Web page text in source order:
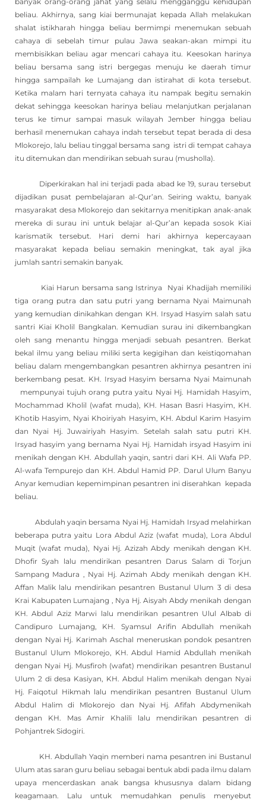
beliau. Akhirnya, sang kiai bermunajat kepada Allah melakukan
shalat istikharah hingga beliau bermimpi menemukan sebuah
cahaya di sebelah timur pulau Jawa seakan-akan mimpi itu
membisikkan beliau agar mencari cahaya itu. Keesokan harinya
beliau bersama sang istri bergegas menuju ke daerah timur
hingga sampailah ke Lumajang dan istirahat di kota tersebut.
Ketika malam hari ternyata cahaya itu nampak begitu semakin
dekat sehingga keesokan harinya beliau melanjutkan perjalanan
terus ke timur sampai masuk wilayah Jember hingga beliau
berhasil menemukan cahaya indah tersebut tepat berada di desa
Mlokorejo, lalu beliau tinggal bersama sang istri di tempat cahaya
itu ditemukan dan mendirikan sebuah surau (musholla).
Diperkirakan hal ini terjadi pada abad ke 19, surau tersebut
dijadikan pusat pembelajaran al-Qur’an. Seiring waktu, banyak
masyarakat desa Mlokorejo dan sekitarnya menitipkan anak-anak
mereka di surau ini untuk belajar al-Qur’an kepada sosok Kiai
karismatik tersebut. Hari demi hari akhirnya kepercayaan
masyarakat kepada beliau semakin meningkat, tak ayal jika
jumlah santri semakin banyak.
Kiai Harun bersama sang Istrinya Nyai Khadijah memiliki
tiga orang putra dan satu putri yang bernama Nyai Maimunah
yang kemudian dinikahkan dengan KH. Irsyad Hasyim salah satu
santri Kiai Kholil Bangkalan. Kemudian surau ini dikembangkan
oleh sang menantu hingga menjadi sebuah pesantren. Berkat
bekal ilmu yang beliau miliki serta kegigihan dan keistiqomahan
beliau dalam mengembangkan pesantren akhirnya pesantren ini
berkembang pesat. KH. Irsyad Hasyim bersama Nyai Maimunah
mempunyai tujuh orang putra yaitu Nyai Hj. Hamidah Hasyim,
Mochammad Kholil (wafat muda), KH. Hasan Basri Hasyim, KH.
Khotib Hasyim, Nyai Khoiriyah Hasyim, KH. Abdul Karim Hasyim
dan Nyai Hj. Juwairiyah Hasyim. Setelah salah satu putri KH.
Irsyad hasyim yang bernama Nyai Hj. Hamidah irsyad Hasyim ini
menikah dengan KH. Abdullah yaqin, santri dari KH. Ali Wafa PP.
Al-wafa Tempurejo dan KH. Abdul Hamid PP. Darul Ulum Banyu
Anyar kemudian kepemimpinan pesantren ini diserahkan kepada
beliau.
Abdulah yaqin bersama Nyai Hj. Hamidah Irsyad melahirkan
beberapa putra yaitu Lora Abdul Aziz (wafat muda), Lora Abdul
Muqit (wafat muda), Nyai Hj. Azizah Abdy menikah dengan KH.
Dhofir Syah lalu mendirikan pesantren Darus Salam di Torjun
Sampang Madura , Nyai Hj. Azimah Abdy menikah dengan KH.
Affan Malik lalu mendirikan pesantren Bustanul Ulum 3 di desa
Krai Kabupaten Lumajang , Nya Hj. Aisyah Abdy menikah dengan
KH. Abdul Aziz Marwi lalu mendirikan pesantren Ulul Albab di
Candipuro Lumajang, KH. Syamsul Arifin Abdullah menikah
dengan Nyai Hj. Karimah Aschal meneruskan pondok pesantren
Bustanul Ulum Mlokorejo, KH. Abdul Hamid Abdullah menikah
dengan Nyai Hj. Musfiroh (wafat) mendirikan pesantren Bustanul
Ulum 2 di desa Kasiyan, KH. Abdul Halim menikah dengan Nyai
Hj. Faiqotul Hikmah lalu mendirikan pesantren Bustanul Ulum
Abdul Halim di Mlokorejo dan Nyai Hj. Afifah Abdymenikah
dengan KH. Mas Amir Khalili lalu mendirikan pesantren di
Pohjantrek Sidogiri.
KH. Abdullah Yaqin memberi nama pesantren ini Bustanul
Ulum atas saran guru beliau sebagai bentuk abdi pada ilmu dalam
upaya mencerdaskan anak bangsa khususnya dalam bidang
keagamaan. Lalu untuk memudahkan penulis menyebut